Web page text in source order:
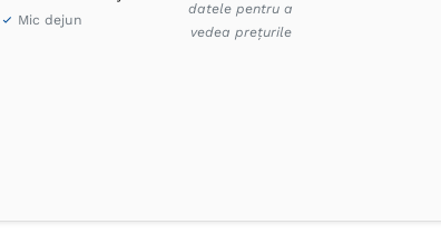
Mic dejun
datele pentru a
vedea prețurile